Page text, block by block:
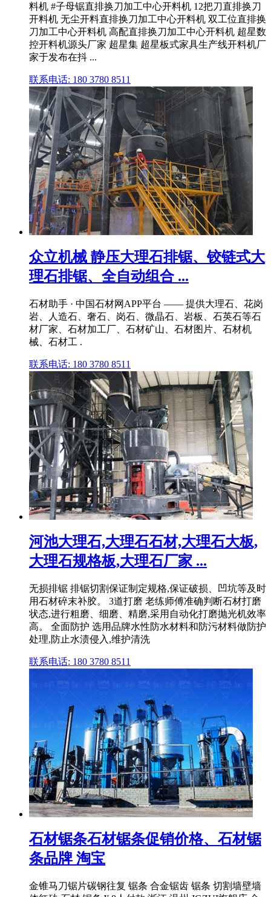
料机 #子母锯直排换刀加工中心开料机 12把刀直排换刀
开料机 无尘开料直排换刀加工中心开料机 双工位直排换
刀加工中心开料机 高配直排换刀加工中心开料机 超星数
控开料机源头厂家 超星集 超星板式家具生产线开料机厂
家于发布在抖 ...
联系电话: 180 3780 8511
众立机械 静压大理石排锯、铰链式大
理石排锯、全自动组合 ...
石材助手 · 中国石材网APP平台 —— 提供大理石、花岗
岩、人造石、奢石、岗石、微晶石、岩板、石英石等石
材厂家、石材加工厂、石材矿山、石材图片、石材机
械、石材工 .
联系电话: 180 3780 8511
河池大理石,大理石石材,大理石大板,
大理石规格板,大理石厂家 ...
无损排锯 排锯切割保证制定规格,保证破损、凹坑等及时
用石材碎末补胶。 3道打磨 老练师傅准确判断石材打磨
状态,进行粗磨、细磨、精磨,采用自动化打磨抛光机效率
高。 全面防护 选用品牌水性防水材料和防污材料做防护
处理,防止水渍侵入,维护清洗
联系电话: 180 3780 8511
石材锯条石材锯条促销价格、石材锯
条品牌 淘宝
金锥马刀锯片碳钢往复 锯条 合金锯齿 锯条 切割墙壁墙